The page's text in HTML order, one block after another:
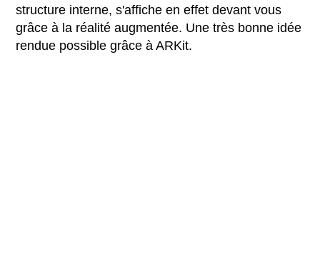
structure interne, s'affiche en effet devant vous
grâce à la réalité augmentée. Une très bonne idée
rendue possible grâce à ARKit.